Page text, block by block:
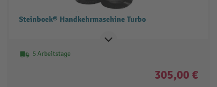
Steinbock® Handkehrmaschine Turbo
5 Arbeitstage
305,00 €